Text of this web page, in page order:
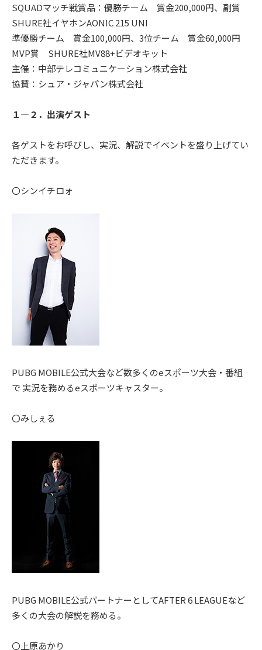
SQUADマッチ戦賞品：優勝チーム 賞金200,000円、副賞
SHURE社イヤホンAONIC 215 UNI
準優勝チーム 賞金100,000円、3位チーム 賞金60,000円
MVP賞 SHURE社MV88+ビデオキット
主催：中部テレコミュニケーション株式会社
協賛：シュア・ジャパン株式会社
１―２．出演ゲスト
各ゲストをお呼びし、実況、解説でイベントを盛り上げてい
ただきます。
〇シンイチロォ
PUBG MOBILE公式大会など数多くのeスポーツ大会・番組
で 実況を務めるeスポーツキャスター。
〇みしぇる
PUBG MOBILE公式パートナーとしてAFTER 6 LEAGUEなど
多くの大会の解説を務める。
〇上原あかり